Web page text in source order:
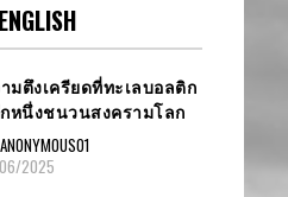
ENGLISH
มตึงเครียดที่ทะเลบอลติก
หนึ่งชนวนสงครามโลก
2025